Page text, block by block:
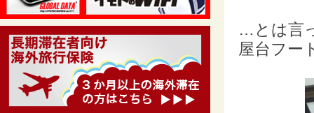
…とは言
屋台フー